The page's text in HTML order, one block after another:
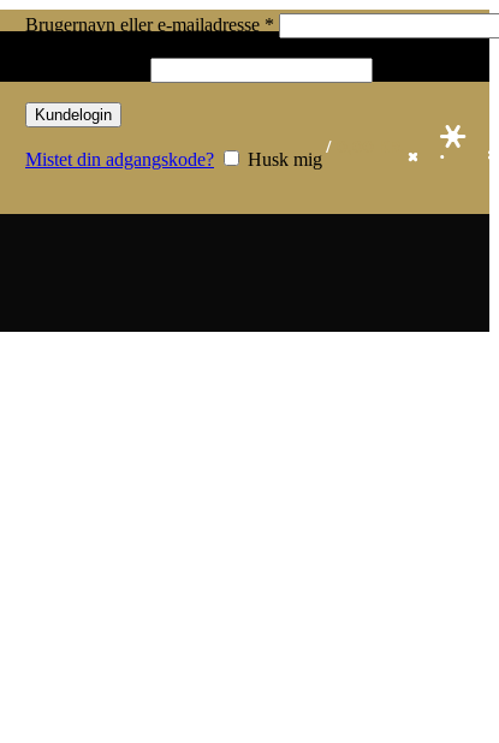
Brugernavn eller e-mailadresse *
Kundelogin
Mistet din adgangskode? Husk mig
/